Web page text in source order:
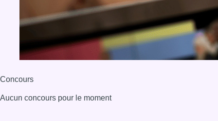
Concours
Aucun concours pour le moment